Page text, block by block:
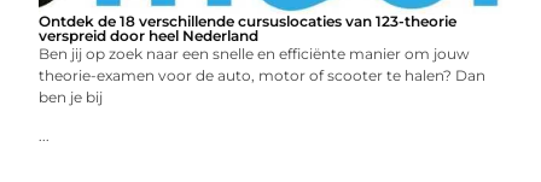
Ontdek de 18 verschillende cursuslocaties van 123-theorie
verspreid door heel Nederland
Ben jij op zoek naar een snelle en efficiënte manier om jouw
theorie-examen voor de auto, motor of scooter te halen? Dan
ben je bij
...